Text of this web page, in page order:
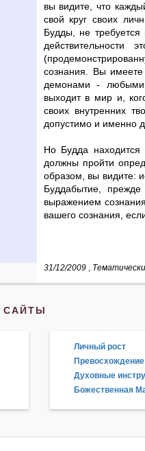
вы видите, что
свой круг своих
Будды, не
действительности
сознания. Вы
демонами - любыми
выходит в мир и,
своих внутренних
допустимо и именно
Но Будда находится
должны пройти
образом, вы видите:
Буддабытие,
выражением
вашего сознания,
31/12/2009 ,
САЙТЫ
Личный рост
Превосхождение
Духовные
Божественная